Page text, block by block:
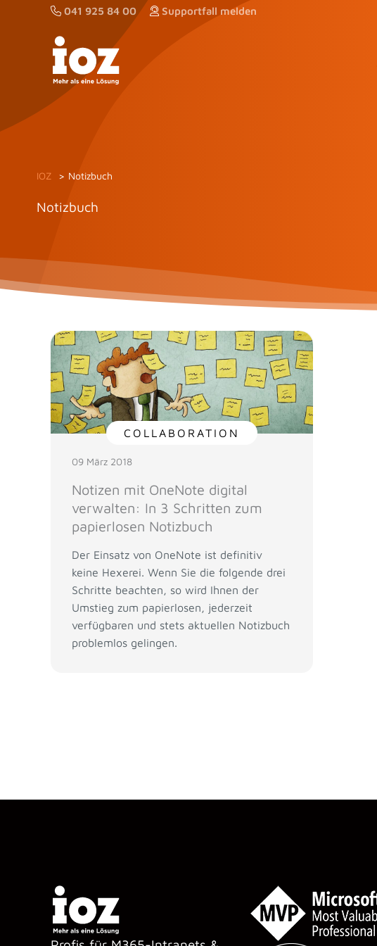
041 925 84 00 Supportfall melden
IOZ Notizbuch
Notizbuch
COLLABORATION
09 März 2018
Notizen mit OneNote digital
verwalten: In 3 Schritten zum
papierlosen Notizbuch
Der Einsatz von OneNote ist definitiv
keine Hexerei. Wenn Sie die folgende drei
Schritte beachten, so wird Ihnen der
Umstieg zum papierlosen, jederzeit
verfügbaren und stets aktuellen Notizbuch
problemlos gelingen.